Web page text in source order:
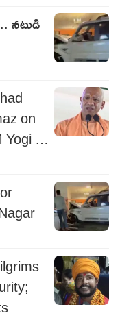
నటుడి
on
in